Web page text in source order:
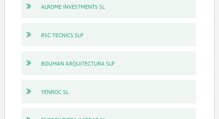
ALROME INVESTMENTS SL
RSC TECNICS SLP
BOUMAN ARQUITECTURA SLP
YENROC SL